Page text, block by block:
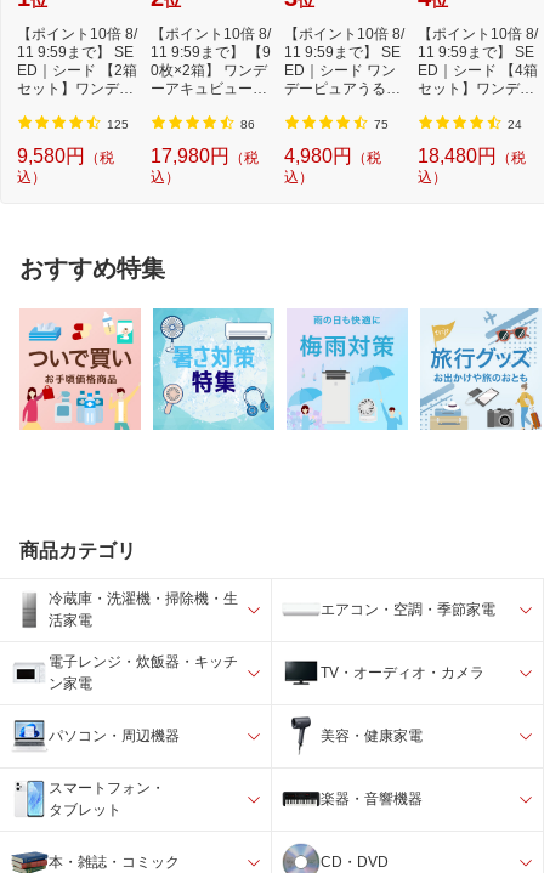
いでください
お問い合わせ先1
久光製薬株式会社 お客様相談室
電話番号：0120-133250
受付時間：9:00〜17:50（土日・祝日・
【ポイント10倍 8/
11 9:59まで】 SE
ED｜シード 【2箱
セット】ワンデー
125
9,580円
（税
込）
【ポイント10倍 8/
11 9:59まで】 【9
0枚×2箱】 ワンデ
ーアキュビューオ
86
17,980円
（税
込）
【ポイント10倍 8/
11 9:59まで】 SE
ED｜シード ワン
デーピュアうるお
75
4,980円
（税
込）
【ポイント10倍 8/
11 9:59まで】 SE
ED｜シード 【4箱
セット】ワンデー
24
18,480円
（税
込）
おすすめ特集
商品カテゴリ
冷蔵庫・洗濯機・掃除機・生
活家電
エアコン・空調・季節家電
電子レンジ・炊飯器・キッチ
ン家電
TV・オーディオ・カメラ
パソコン・周辺機器 美容・健康家電
スマートフォン・
タブレット
楽器・音響機器
本・雑誌・コミック CD・DVD